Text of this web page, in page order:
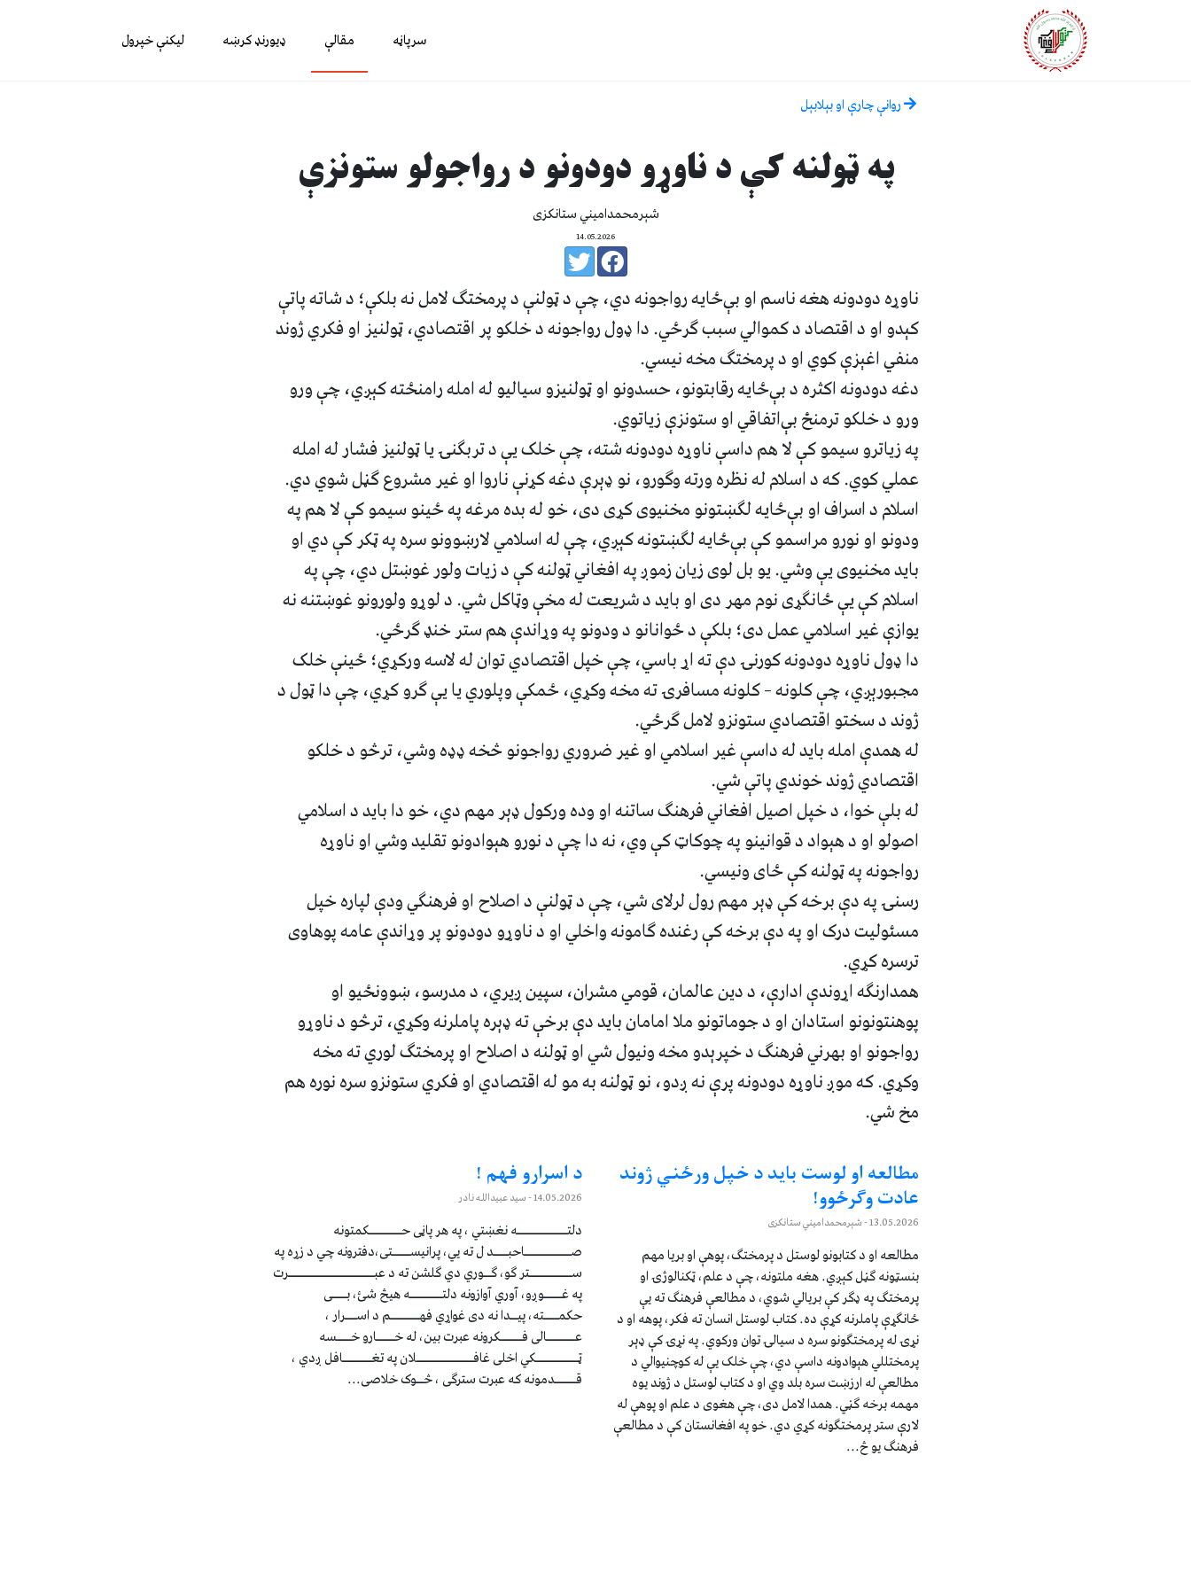
سرپاڼه مقالې ډیورنډ کرښه لیکنې خپرول
روانې چارې او بېلابېل
په ټولنه کې د ناوړو دودونو د رواجولو ستونزې
شېرمحمدامیني ستانکزی
14.05.2026
ناوړه دودونه هغه ناسم او بې‌ځایه رواجونه دي، چې د ټولنې د پرمختګ لامل نه بلکې؛ د شاته پاتې
کېدو او د اقتصاد د کموالي سبب ګرځي. دا ډول رواجونه د خلکو پر اقتصادي، ټولنیز او فکري ژوند
منفي اغېزې کوي او د پرمختګ مخه نیسي.
دغه دودونه اکثره د بې‌ځایه رقابتونو، حسدونو او ټولنیزو سیالیو له امله رامنځته کېږي، چې ورو
ورو د خلکو ترمنځ بې‌اتفاقي او ستونزې زیاتوي.
په زیاترو سیمو کې لا هم داسې ناوړه دودونه شته، چې خلک یې د تربګنۍ یا ټولنیز فشار له امله
عملي کوي. که د اسلام له نظره ورته وګورو، نو ډېرې دغه کړنې ناروا او غیر مشروع ګڼل شوي دي.
اسلام د اسراف او بې‌ځایه لګښتونو مخنیوی کړی دی، خو له بده مرغه په ځینو سیمو کې لا هم په
ودونو او نورو مراسمو کې بې‌ځایه لګښتونه کېږي، چې له اسلامي لارښوونو سره په ټکر کې دي او
باید مخنیوی یې وشي. یو بل لوی زیان زموږ په افغاني ټولنه کې د زیات ولور غوښتل دي، چې په
اسلام کې یې ځانګړی نوم مهر دی او باید د شریعت له مخې وټاکل شي. د لوړو ولورونو غوښتنه نه
یوازې غیر اسلامي عمل دی؛ بلکې د ځوانانو د ودونو په وړاندې هم ستر خنډ ګرځي.
دا ډول ناوړه دودونه کورنۍ دې ته اړ باسي، چې خپل اقتصادي توان له لاسه ورکړي؛ ځینې خلک
مجبورېږي، چې کلونه – کلونه مسافرۍ ته مخه وکړي، ځمکې وپلوري یا یې ګرو کړي، چې دا ټول د
ژوند د سختو اقتصادي ستونزو لامل ګرځي.
له همدې امله باید له داسې غیر اسلامي او غیر ضروري رواجونو څخه ډډه وشي، ترڅو د خلکو
اقتصادي ژوند خوندي پاتې شي.
له بلې خوا، د خپل اصیل افغاني فرهنګ ساتنه او وده ورکول ډېر مهم دي، خو دا باید د اسلامي
اصولو او د هېواد د قوانینو په چوکاټ کې وي، نه دا چې د نورو هېوادونو تقلید وشي او ناوړه
رواجونه په ټولنه کې ځای ونیسي.
رسنۍ په دې برخه کې ډېر مهم رول لرلای شي، چې د ټولنې د اصلاح او فرهنګي ودې لپاره خپل
مسئولیت درک او په دې برخه کې رغنده ګامونه واخلي او د ناوړو دودونو پر وړاندې عامه پوهاوی
ترسره کړي.
همدارنګه اړوندې ادارې، د دین عالمان، قومي مشران، سپین ږیري، د مدرسو، ښوونځیو او
پوهنتونونو استادان او د جوماتونو ملا امامان باید دې برخې ته ډېره پاملرنه وکړي، ترڅو د ناوړو
رواجونو او بهرني فرهنګ د خپرېدو مخه ونیول شي او ټولنه د اصلاح او پرمختګ لوري ته مخه
وکړي. که موږ ناوړه دودونه پرې نه ږدو، نو ټولنه به مو له اقتصادي او فکري ستونزو سره نوره هم
مخ شي.
مطالعه او لوست باید د خپل ورځني ژوند
عادت وګرځوو!
13.05.2026- شېرمحمدامیني ستانکزی
مطالعه او د کتابونو لوستل د پرمختګ، پوهې او بریا مهم
بنسټونه ګڼل کېږي. هغه ملتونه، چې د علم، ټکنالوژۍ او
پرمختګ په ډګر کې بریالي شوي، د مطالعې فرهنګ ته یې
ځانګړې پاملرنه کړې ده. کتاب لوستل انسان ته فکر، پوهه او د
نړۍ له پرمختګونو سره د سیالۍ توان ورکوي. په نړۍ کې ډېر
پرمختللي هېوادونه داسې دي، چې خلک یې له کوچنیوالي د
مطالعې له ارزښت سره بلد وي او د کتاب لوستل د ژوند یوه
مهمه برخه ګڼي. همدا لامل دی، چې هغوی د علم او پوهې له
لارې ستر پرمختګونه کړي دي. خو په افغانستان کې د مطالعې
فرهنګ یو څ...
د اسرارو فهم !
14.05.2026- سيد عبيدالله نادر
دلتــــــــــــــه نغښتي ، په هر پاڼی حـــــــــکمتونه
صـــــــــــــاحبــــد ل ته یي، پرانیســـــتی،دفترونه چي د زړه په
ســــــــــــتر ګو، ګــوري دي ګلشن ته د عبــــــــــــــــــــــــرت
په غـــــوږو، آوري آوازونه دلتـــــــــه هیڅ شئ، بــــی
حکمــــته، پیــدا نه دی غواړي فهــــــــم د اســـرار ،
عــــــــالی فــــــکرونه عبرت بین، له خـــــارو خــــسه
ټــــــــــــکي اخلی غافــــــــــــــــلان په تغــــــــافل ږدي ،
قــــــدمونه که عبرت سترګی ، څــوک خلاصی...